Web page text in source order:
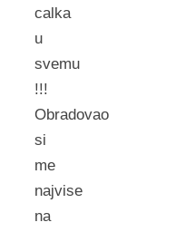
calka
u
svemu
!!!
Obradovao
si
me
najvise
na